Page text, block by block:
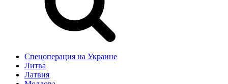
Спецоперация на Украине
Литва
Латвия